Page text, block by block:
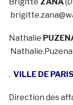
Brigitte ZANA
Nathalie
. VILLE DE
Direction des